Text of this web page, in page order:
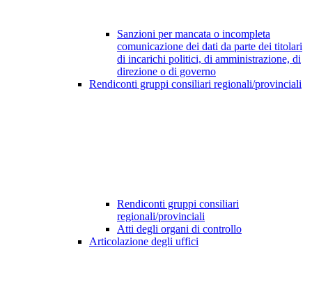
Sanzioni per mancata o incompleta
comunicazione dei dati da parte dei titolari
di incarichi politici, di amministrazione, di
direzione o di governo
Rendiconti gruppi consiliari regionali/provinciali
Rendiconti gruppi consiliari
regionali/provinciali
Atti degli organi di controllo
Articolazione degli uffici